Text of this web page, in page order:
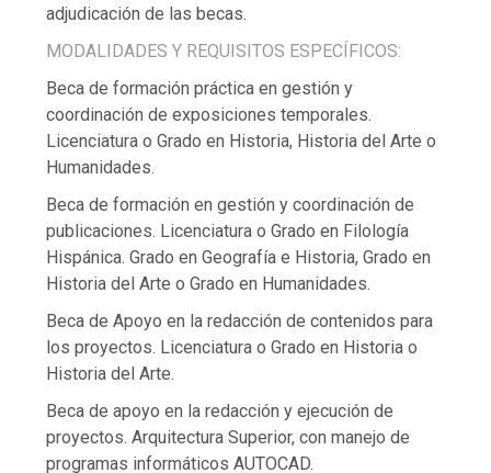
adjudicación de las becas.
MODALIDADES Y REQUISITOS ESPECÍFICOS:
Beca de formación práctica en gestión y
coordinación de exposiciones temporales.
Licenciatura o Grado en Historia, Historia del Arte o
Humanidades.
Beca de formación en gestión y coordinación de
publicaciones. Licenciatura o Grado en Filología
Hispánica. Grado en Geografía e Historia, Grado en
Historia del Arte o Grado en Humanidades.
Beca de Apoyo en la redacción de contenidos para
los proyectos. Licenciatura o Grado en Historia o
Historia del Arte.
Beca de apoyo en la redacción y ejecución de
proyectos. Arquitectura Superior, con manejo de
programas informáticos AUTOCAD.